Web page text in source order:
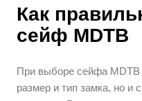
Как
сейф MDTB
При выборе сейфа MDTB
размер и тип замка, но и